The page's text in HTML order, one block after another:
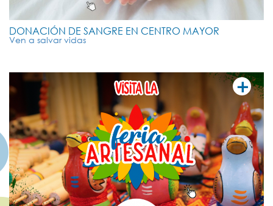
DONACIÓN DE SANGRE EN CENTRO MAYOR
Ven a salvar vidas
VER
+